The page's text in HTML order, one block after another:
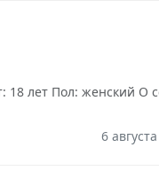
18 лет Пол: женский О
6